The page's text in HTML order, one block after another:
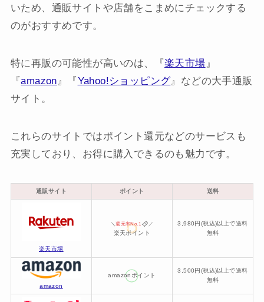
いため、通販サイトや店舗をこまめにチェックする
のがおすすめです。
特に再販の可能性が高いのは、『楽天市場 』
『amazon 』『Yahoo!ショッピング』などの大手通販
サイト。
これらのサイトではポイント還元などのサービスも
充実しており、お得に購入できるのも魅力です。
通販サイト ポイント 送料
楽天市場
＼還元率No.1 ／
楽天ポイント
3,980円(税込)以上で送料
無料
amazon
amazonポイント
3,500円(税込)以上で送料
無料